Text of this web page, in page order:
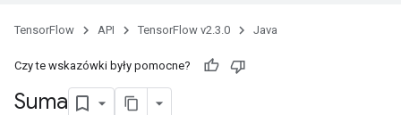
TensorFlow API TensorFlow v2.3.0 Java
Czy te wskazówki były pomocne?
Suma